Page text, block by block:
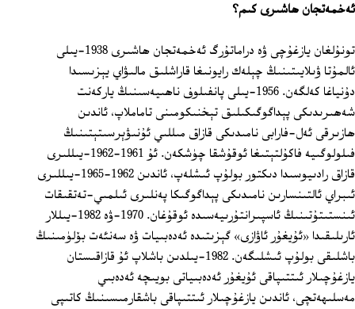
ئەخمەتجان ھاشىرى كىم؟
تونۇلغان يازغۇچى ۋە دراماتۇرگ ئەخمەتجان ھاشىرى 1938-يىلى
ئالمۇتا ۋىلايىتىنىڭ چېلەك رايونىغا قاراشلىق مالىۋاي يېزىسىدا
دۇنياغا كەلگەن. 1956-يىلى پانفىلوف ناھىيەسىنىڭ ياركەنت
شەھىرىدىكى پېداگوگىكىلىق تېخنىكومىنى تاماملاپ، ئاندىن
ھازىرقى ئەل-فارابى نامىدىكى قازاق مىللىي ئۇنىۋېرسىتېتىنىڭ
فىلولوگىيە فاكۇلتېتىغا ئوقۇشقا چۈشكەن. ئۇ 1961-1962-يىللىرى
قازاق رادىيوسىدا دىكتور بولۇپ ئىشلەپ، ئاندىن 1962-1965-يىللىرى
ئىبراي ئالتىنسارىن نامىدىكى پېداگوگىكا پەنلىرى ئىلمىي-تەتقىقات
ئىنستىتۇتىنىڭ ئاسپىرانتۇرىيەسىدە ئوقۇغان. 1970-ۋە 1982-يىللار
ئارىلىقىدا «ئۇيغۇر ئاۋازى» گېزىتىدە ئەدەبىيات ۋە سەنئەت بۆلۈمىنىڭ
باشلىقى بولۇپ ئىشلىگەن. 1982-يىلدىن باشلاپ ئۇ قازاقىستان
يازغۇچىلار ئىتتىپاقى ئۇيغۇر ئەدەبىياتى بويىچە ئەدەبىي
مەسلىھەتچى، ئاندىن يازغۇچىلار ئىتتىپاقى باشقارمىسىنىڭ كاتىپى